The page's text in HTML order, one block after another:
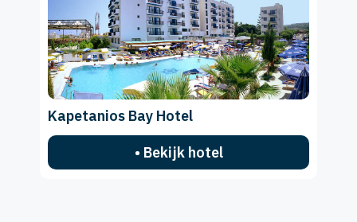
Kapetanios Bay Hotel
• Bekijk hotel